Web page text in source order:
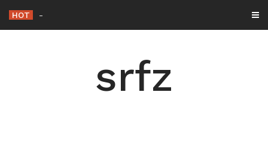
content
HOT Meilleures solutions de climatis
srfz